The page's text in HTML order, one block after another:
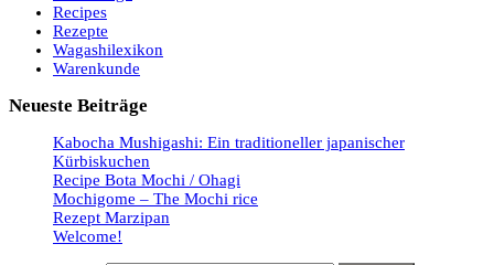
Recipes
Rezepte
Wagashilexikon
Warenkunde
Neueste Beiträge
Kabocha Mushigashi: Ein traditioneller japanischer
Kürbiskuchen
Recipe Bota Mochi / Ohagi
Mochigome – The Mochi rice
Rezept Marzipan
Welcome!